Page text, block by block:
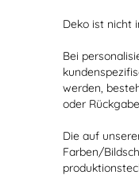
Deko ist nicht
Bei
werden,
oder
Die auf
Farben/